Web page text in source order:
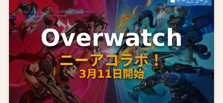
ゲームニュース